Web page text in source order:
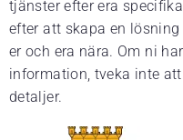
tjänster efter era
efter att skapa en
er och era nära. Om ni
information, tveka inte
detaljer.